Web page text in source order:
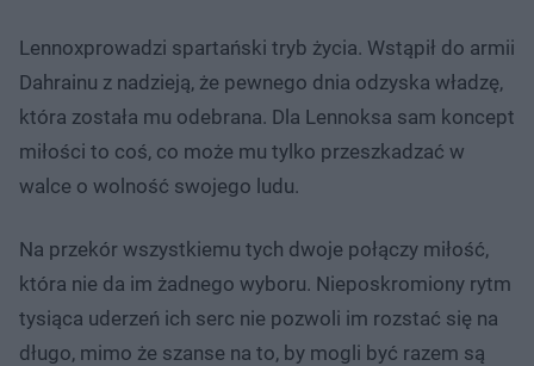
Lennoxprowadzi spartański tryb życia. Wstąpił do armii
Dahrainu z nadzieją, że pewnego dnia odzyska władzę,
która została mu odebrana. Dla Lennoksa sam koncept
miłości to coś, co może mu tylko przeszkadzać w
walce o wolność swojego ludu.
Na przekór wszystkiemu tych dwoje połączy miłość,
która nie da im żadnego wyboru. Nieposkromiony rytm
tysiąca uderzeń ich serc nie pozwoli im rozstać się na
długo, mimo że szanse na to, by mogli być razem są